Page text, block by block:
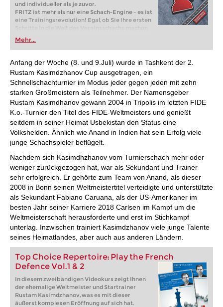
und individueller als je zuvor.
FRITZ ist mehr als nur eine Schach-Engine – es ist
eine Trainingsrevolution! Egal, ob Sie Ihre ersten
Schritte in die Welt des Vereinsschachs machen
oder bereits auf Turnierniveau spielen: Mit
FRITZ trainieren Sie effizienter, intelligenter und
individueller als je zuvor.
Mehr...
Anfang der Woche (8. und 9.Juli) wurde in Tashkent der 2.
Rustam Kasimdzhanov Cup ausgetragen, ein
Schnellschachturnier im Modus jeder gegen jeden mit zehn
starken Großmeistern als Teilnehmer. Der Namensgeber
Rustam Kasimdhanov gewann 2004 in Tripolis im letzten FIDE
K.o.-Turnier den Titel des FIDE-Weltmeisters und genießt
seitdem in seiner Heimat Usbekistan den Status eine
Volkshelden. Ähnlich wie Anand in Indien hat sein Erfolg viele
junge Schachspieler beflügelt.
Nachdem sich Kasimdhzhanov vom Turnierschach mehr oder
weniger zurückgezogen hat, war als Sekundant und Trainer
sehr erfolgreich. Er gehörte zum Team von Anand, als dieser
2008 in Bonn seinen Weltmeistertitel verteidigte und unterstützte
als Sekundant Fabiano Caruana, als der US-Amerikaner im
besten Jahr seiner Karriere 2018 Carlsen im Kampf um die
Weltmeisterschaft herausforderte und erst im Stichkampf
unterlag. Inzwischen trainiert Kasimdzhanov viele junge Talente
seines Heimatlandes, aber auch aus anderen Ländern.
Top Choice Repertoire: Play the French
Defence Vol.1 & 2
In diesem zweibändigen Videokurs zeigt Ihnen
der ehemalige Weltmeister und Startrainer
Rustam Kasimdzhanov, was es mit dieser
äußerst komplexen Eröffnung auf sich hat.